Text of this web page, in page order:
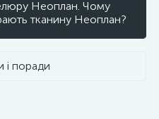
Неоплан. Чому
тканину Неоплан?
і поради